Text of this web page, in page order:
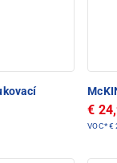
€
VOC*€